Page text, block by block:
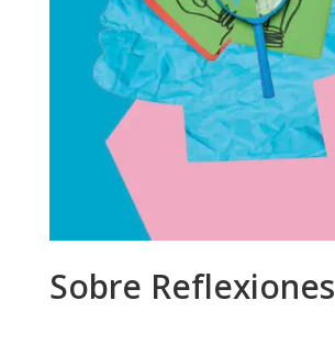
Sobre Reflexiones